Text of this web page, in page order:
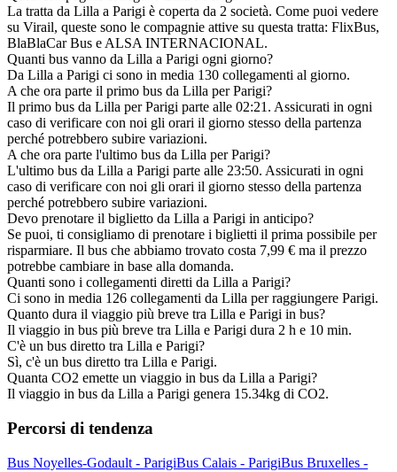
La tratta da Lilla a Parigi è coperta da 2 società. Come puoi vedere
su Virail, queste sono le compagnie attive su questa tratta: FlixBus,
BlaBlaCar Bus e ALSA INTERNACIONAL.
Quanti bus vanno da Lilla a Parigi ogni giorno?
Da Lilla a Parigi ci sono in media 130 collegamenti al giorno.
A che ora parte il primo bus da Lilla per Parigi?
Il primo bus da Lilla per Parigi parte alle 02:21. Assicurati in ogni
caso di verificare con noi gli orari il giorno stesso della partenza
perché potrebbero subire variazioni.
A che ora parte l'ultimo bus da Lilla per Parigi?
L'ultimo bus da Lilla a Parigi parte alle 23:50. Assicurati in ogni
caso di verificare con noi gli orari il giorno stesso della partenza
perché potrebbero subire variazioni.
Devo prenotare il biglietto da Lilla a Parigi in anticipo?
Se puoi, ti consigliamo di prenotare i biglietti il prima possibile per
risparmiare. Il bus che abbiamo trovato costa 7,99 € ma il prezzo
potrebbe cambiare in base alla domanda.
Quanti sono i collegamenti diretti da Lilla a Parigi?
Ci sono in media 126 collegamenti da Lilla per raggiungere Parigi.
Quanto dura il viaggio più breve tra Lilla e Parigi in bus?
Il viaggio in bus più breve tra Lilla e Parigi dura 2 h e 10 min.
C'è un bus diretto tra Lilla e Parigi?
Sì, c'è un bus diretto tra Lilla e Parigi.
Quanta CO2 emette un viaggio in bus da Lilla a Parigi?
Il viaggio in bus da Lilla a Parigi genera 15.34kg di CO2.
Percorsi di tendenza
Bus Noyelles-Godault - ParigiBus Calais - ParigiBus Bruxelles -